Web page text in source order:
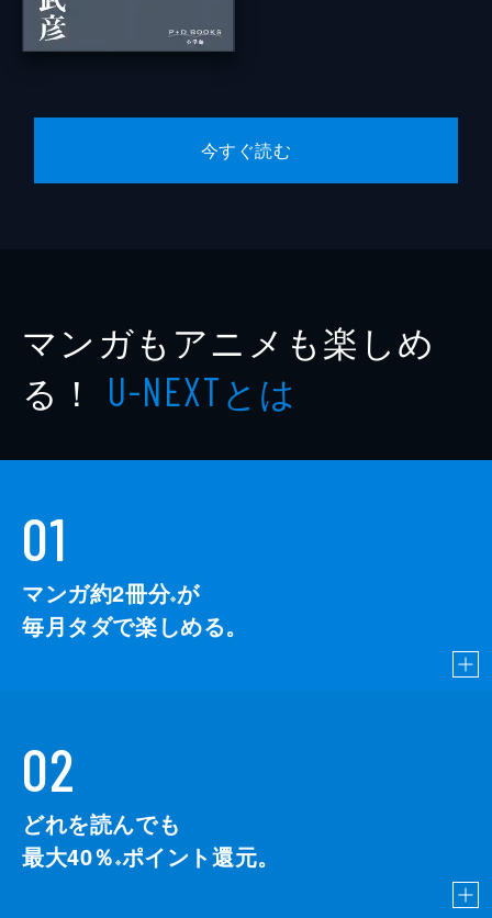
今すぐ読む
マンガもアニメも楽しめ
る！ U-NEXTとは
01
マンガ約2冊分※が
毎月タダで楽しめる。
02
どれを読んでも
最大40％ ※ポイント還元。